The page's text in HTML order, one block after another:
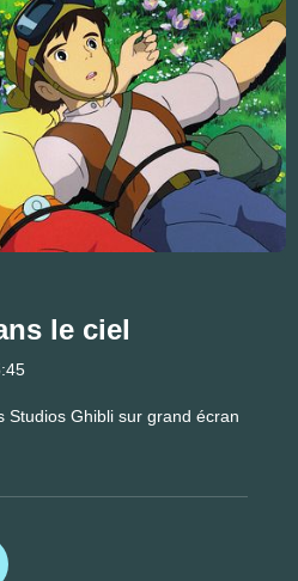
le ciel
Studios Ghibli sur grand écran